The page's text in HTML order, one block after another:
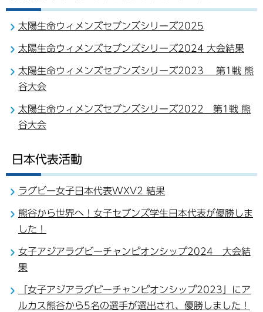
ら
太陽生命ウィメンズセブンズシリーズ2025
太陽生命ウィメンズセブンズシリーズ2024 大会結果
太陽生命ウィメンズセブンズシリーズ2023 第1戦 熊
谷大会
太陽生命ウィメンズセブンズシリーズ2022 第1戦 熊
谷大会
日本代表活動
ラグビー女子日本代表WXV2 結果
熊谷から世界へ！女子セブンズ学生日本代表が優勝しま
した！
女子アジアラグビーチャンピオンシップ2024 大会結
果
「女子アジアラグビーチャンピオンシップ2023」にア
ルカス熊谷から5名の選手が選出され、優勝しました！